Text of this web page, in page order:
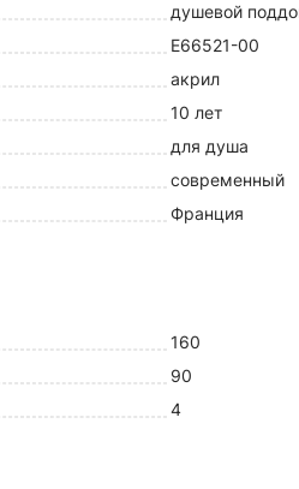
душевой
E66521-00
акрил
10 лет
для душа
современный
Франция
160
90
4